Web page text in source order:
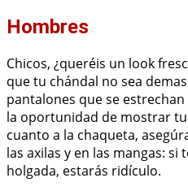
Hombres
Chicos, ¿queréis un look
que tu chándal no sea
pantalones que se
la oportunidad de mostrar
cuanto a la chaqueta,
las axilas y en las mangas: si
holgada, estarás ridículo.